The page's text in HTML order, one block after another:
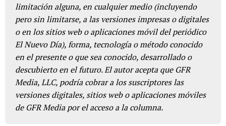
limitación alguna, en cualquier medio (incluyendo
pero sin limitarse, a las versiones impresas o digitales
o en los sitios web o aplicaciones móvil del periódico
El Nuevo Día), forma, tecnología o método conocido
en el presente o que sea conocido, desarrollado o
descubierto en el futuro. El autor acepta que GFR
Media, LLC, podría cobrar a los suscriptores las
versiones digitales, sitios web o aplicaciones móviles
de GFR Media por el acceso a la columna.